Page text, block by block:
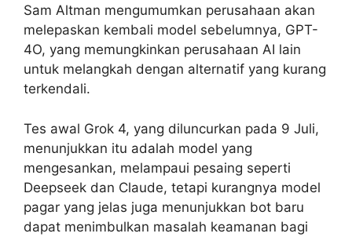
Sam Altman mengumumkan perusahaan akan
melepaskan kembali model sebelumnya, GPT-
4O, yang memungkinkan perusahaan AI lain
untuk melangkah dengan alternatif yang kurang
terkendali.
Tes awal Grok 4, yang diluncurkan pada 9 Juli,
menunjukkan itu adalah model yang
mengesankan, melampaui pesaing seperti
Deepseek dan Claude, tetapi kurangnya model
pagar yang jelas juga menunjukkan bot baru
dapat menimbulkan masalah keamanan bagi